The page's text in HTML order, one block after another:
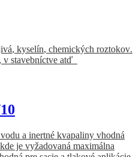
, kyselín, chemických roztokov.
v stavebníctve atď
vodu a inertné kvapaliny vhodná
kde je vyžadovaná maximálna